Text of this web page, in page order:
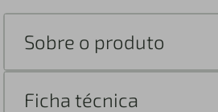
Sobre o produto
Ficha técnica